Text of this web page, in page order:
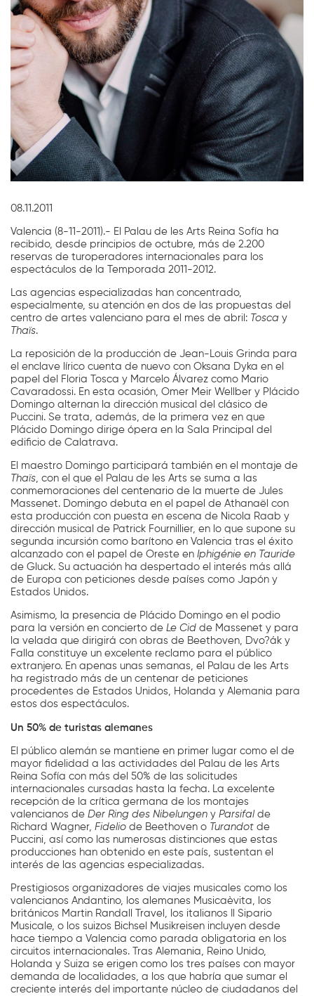
08.11.2011
Valencia (8-11-2011).- El Palau de les Arts Reina Sofía ha
recibido, desde principios de octubre, más de 2.200
reservas de turoperadores internacionales para los
espectáculos de la Temporada 2011-2012.
Las agencias especializadas han concentrado,
especialmente, su atención en dos de las propuestas del
centro de artes valenciano para el mes de abril: Toscay
Thaïs.
La reposición de la producción de Jean-Louis Grinda para
el enclave lírico cuenta de nuevo con Oksana Dyka en el
papel del Floria Tosca y Marcelo Álvarez como Mario
Cavaradossi. En esta ocasión, Omer Meir Wellber y Plácido
Domingo alternan la dirección musical del clásico de
Puccini. Se trata, además, de la primera vez en que
Plácido Domingo dirige ópera en la Sala Principal del
edificio de Calatrava.
El maestro Domingo participará también en el montaje de
Thaïs, con el que el Palau de les Arts se suma a las
conmemoraciones del centenario de la muerte de Jules
Massenet. Domingo debuta en el papel de Athanaël con
esta producción con puesta en escena de Nicola Raab y
dirección musical de Patrick Fournillier, en lo que supone su
segunda incursión como barítono en Valencia tras el éxito
alcanzado con el papel de Oreste en Iphigénie en Tauride
de Gluck. Su actuación ha despertado el interés más allá
de Europa con peticiones desde países como Japón y
Estados Unidos.
Asimismo, la presencia de Plácido Domingo en el podio
para la versión en concierto de Le Cid de Massenet y para
la velada que dirigirá con obras de Beethoven, Dvo?ák y
Falla constituye un excelente reclamo para el público
extranjero. En apenas unas semanas, el Palau de les Arts
ha registrado más de un centenar de peticiones
procedentes de Estados Unidos, Holanda y Alemania para
estos dos espectáculos.
Un 50% de turistas alemanes
El público alemán se mantiene en primer lugar como el de
mayor fidelidad a las actividades del Palau de les Arts
Reina Sofía con más del 50% de las solicitudes
internacionales cursadas hasta la fecha. La excelente
recepción de la crítica germana de los montajes
valencianos deDer Ring des Nibelungen yParsifal de
Richard Wagner, Fidelio de Beethoven o Turandot de
Puccini, así como las numerosas distinciones que estas
producciones han obtenido en este país, sustentan el
interés de las agencias especializadas.
Prestigiosos organizadores de viajes musicales como los
valencianos Andantino, los alemanes Musicaèvita, los
británicos Martin Randall Travel, los italianos Il Sipario
Musicale, o los suizos Bichsel Musikreisen incluyen desde
hace tiempo a Valencia como parada obligatoria en los
circuitos internacionales. Tras Alemania, Reino Unido,
Holanda y Suiza se erigen como los tres países con mayor
demanda de localidades, a los que habría que sumar el
creciente interés del importante núcleo de ciudadanos del